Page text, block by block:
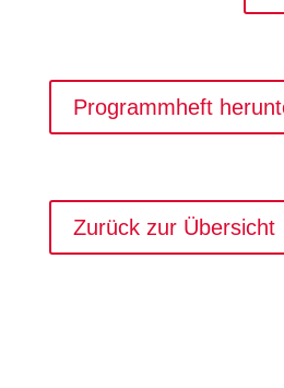
Programmheft
Zurück zur Übersicht